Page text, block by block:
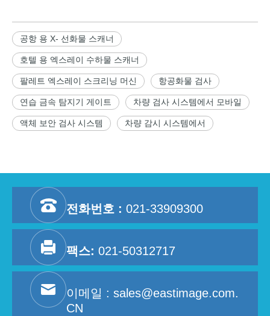
공항 용 X- 선화물 스캐너
호텔 용 엑스레이 수하물 스캐너
팔레트 엑스레이 스크리닝 머신 항공화물 검사
연습 금속 탐지기 게이트 차량 검사 시스템에서 모바일
액체 보안 검사 시스템 차량 감시 시스템에서
전화번호 : 021-33909300
팩스: 021-50312717
이메일 : sales@eastimage.com.
CN